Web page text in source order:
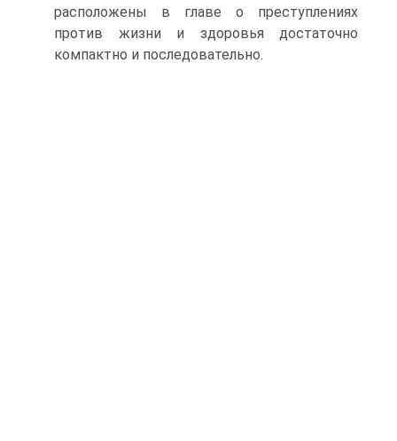
расположены в главе о преступлениях
против жизни и здоровья достаточно
компактно и последовательно.